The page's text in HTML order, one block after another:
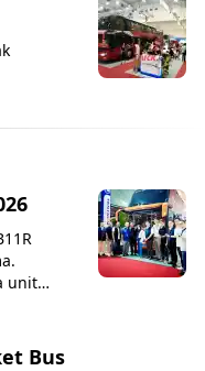
unit
Bus